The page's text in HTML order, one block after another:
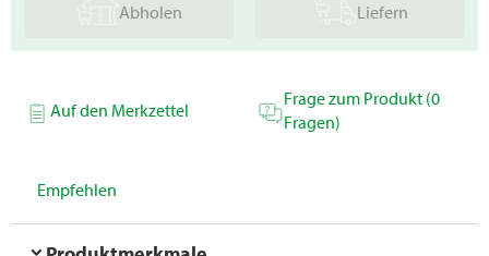
Abholen
Liefern
Auf den Merkzettel
Frage zum Produkt (0
Fragen)
Empfehlen